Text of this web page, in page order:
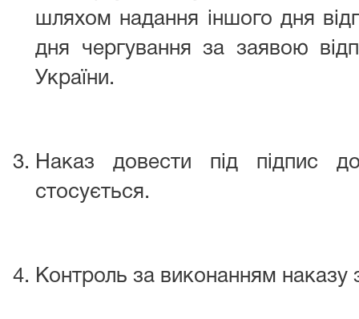
шляхом надання іншого дня
дня чергування за заявою
України.
Наказ довести під підпис
стосується.
Контроль за виконанням